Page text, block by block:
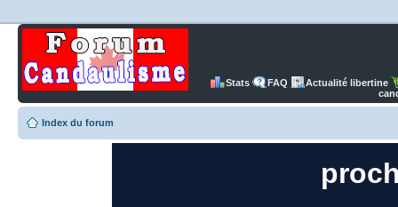
Stats FAQ
Actualité libertine
Index du forum